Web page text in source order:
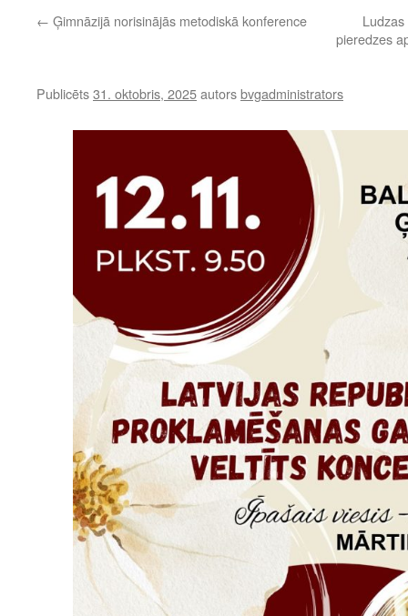
← Ģimnāzijā norisinājās metodiskā konference
pieredzes
Publicēts31. oktobris, 2025autorsbvgadministrators